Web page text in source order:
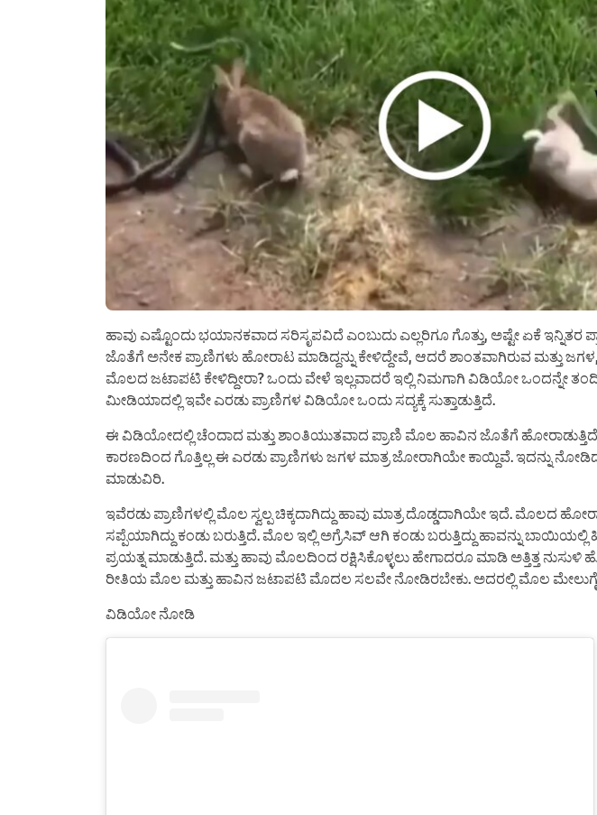
ಹಾವು ಎಷ್ಟೊಂದು ಭಯಾನಕವಾದ ಸರಿಸೃಪವಿದೆ ಎಂಬುದು ಎಲ್ಲರಿಗೂ ಗೊತ್ತು, ಅಷ್ಟೇ ಏಕೆ ಇನ್ನಿತರ
ಜೊತೆಗೆ ಅನೇಕ ಪ್ರಾಣಿಗಳು ಹೋರಾಟ ಮಾಡಿದ್ದನ್ನು ಕೇಳಿದ್ದೇವೆ, ಆದರೆ ಶಾಂತವಾಗಿರುವ ಮತ್ತು
ಮೊಲದ ಜಟಾಪಟಿ ಕೇಳಿದ್ದೀರಾ? ಒಂದು ವೇಳೆ ಇಲ್ಲವಾದರೆ ಇಲ್ಲಿ ನಿಮಗಾಗಿ ವಿಡಿಯೋ ಒಂದನ್ನೇ
ಮೀಡಿಯಾದಲ್ಲಿ ಇವೇ ಎರಡು ಪ್ರಾಣಿಗಳ ವಿಡಿಯೋ ಒಂದು ಸದ್ಯಕ್ಕೆ ಸುತ್ತಾಡುತ್ತಿದೆ.
ಈ ವಿಡಿಯೋದಲ್ಲಿ ಚೆಂದಾದ ಮತ್ತು ಶಾಂತಿಯುತವಾದ ಪ್ರಾಣಿ ಮೊಲ ಹಾವಿನ ಜೊತೆಗೆ
ಕಾರಣದಿಂದ ಗೊತ್ತಿಲ್ಲ ಈ ಎರಡು ಪ್ರಾಣಿಗಳು ಜಗಳ ಮಾತ್ರ ಜೋರಾಗಿಯೇ ಕಾಯ್ದಿವೆ. ಇದನ್ನು ನೋಡಿದ
ಮಾಡುವಿರಿ.
ಇವೆರಡು ಪ್ರಾಣಿಗಳಲ್ಲಿ ಮೊಲ ಸ್ವಲ್ಪ ಚಿಕ್ಕದಾಗಿದ್ದು ಹಾವು ಮಾತ್ರ ದೊಡ್ಡದಾಗಿಯೇ ಇದೆ. ಮೊಲದ
ಸಪ್ಪೆಯಾಗಿದ್ದು ಕಂಡು ಬರುತ್ತಿದೆ. ಮೊಲ ಇಲ್ಲಿ ಅಗ್ರೆಸಿವ್ ಆಗಿ ಕಂಡು ಬರುತ್ತಿದ್ದು ಹಾವನ್ನು
ಪ್ರಯತ್ನ ಮಾಡುತ್ತಿದೆ. ಮತ್ತು ಹಾವು ಮೊಲದಿಂದ ರಕ್ಷಿಸಿಕೊಳ್ಳಲು ಹೇಗಾದರೂ ಮಾಡಿ ಅತ್ತಿತ್ತ
ರೀತಿಯ ಮೊಲ ಮತ್ತು ಹಾವಿನ ಜಟಾಪಟಿ ಮೊದಲ ಸಲವೇ ನೋಡಿರಬೇಕು. ಅದರಲ್ಲಿ ಮೊಲ ಮೇಲುಗೈ
ವಿಡಿಯೋ ನೋಡಿ